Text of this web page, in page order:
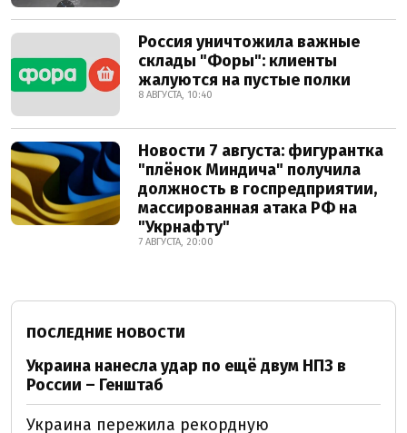
Россия уничтожила важные
склады "Форы": клиенты
жалуются на пустые полки
8 АВГУСТА, 10:40
Новости 7 августа: фигурантка
"плёнок Миндича" получила
должность в госпредприятии,
массированная атака РФ на
"Укрнафту"
7 АВГУСТА, 20:00
ПОСЛЕДНИЕ НОВОСТИ
Украина нанесла удар по ещё двум НПЗ в
России – Генштаб
Украина пережила рекордную